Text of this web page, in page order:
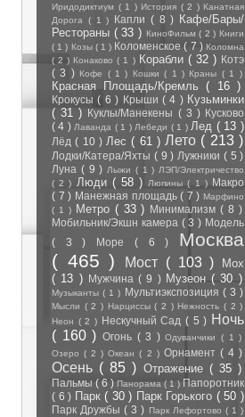
Иридодиктиум ( 1 ) История ( 2 ) Канатная
Дорога ( 1 ) Капли ( 8 )
Кафе/Бары/
Рестораны ( 33 ) КиноФильм( 2 ) Книги
( 1 ) Козы ( 1 ) Коломенское( 7 )Коломна
( 2 ) Конаково( 1 ) Корабли ( 32 ) Котэ
( 3 ) Кофе ( 1 ) Кошки( 1 ) Краны ( 1 )
Красная Площадь/Кремль( 16 )
Крокусы( 6 ) Крыши ( 4 ) Кузьминки
( 31 ) Куклы/Манекены ( 3 ) Кусково
( 4 ) Лаванда ( 1 ) Лебеди ( 1 ) Лед ( 13 )
Лёд( 10 ) Лес( 61 ) Лето ( 213 )
Лодки/Катера/Яхты ( 9 ) Лужники ( 5 )
Луна ( 9 ) Лыжи ( 1 ) ЛЭП/Электричество
( 2 )
Люди ( 58 ) Люпины( 1 ) Макро
( 7 ) Манежная площадь( 7 ) Марфино
( 1 )
Метро ( 33 ) Минимализм( 8 )
Мобильник/Экшн камера ( 3 ) Модель
( 3 ) Море ( 6 ) Москва
( 465 )
Мост ( 103 )
Мох
( 13 ) Мужчина( 9 ) Музеон( 30 )
Музыканты( 1 ) Мультиэкспозиция ( 3 )
Мысли ( 2 ) Нарциссы( 2 ) Нежность( 2 )
Неон ( 2 ) Нескучный Сад( 5 ) Ночь
( 160 ) Огонь ( 3 )Одуванчики( 1 )
Озеро( 2 )Океан( 2 ) Орнамент ( 4 )
Осень ( 85 ) Отражение ( 35 )
Пальмы ( 6 ) Панорама ( 1 ) Папоротник
( 6 ) Парк ( 30 ) Парк Горького ( 50 )
Парк Дружбы( 3 ) Парк Лефортово ( 1 )